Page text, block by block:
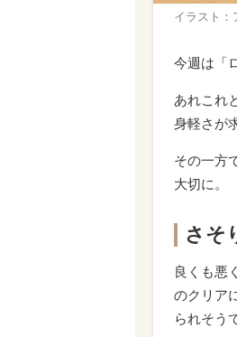
イラスト：
今週は「
あれこれ
身軽さが
その一方
大切に。
さそ
良くも悪
のクリア
られそう